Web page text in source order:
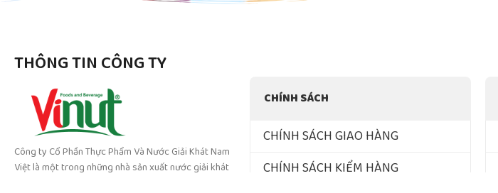
THÔNG TIN CÔNG TY
Công ty Cổ Phần Thực Phẩm Và Nước Giải Khát Nam
Việt là một trong những nhà sản xuất nước giải khát
CHÍNH SÁCH
CHÍNH SÁCH GIAO HÀNG
CHÍNH SÁCH KIỂM HÀNG